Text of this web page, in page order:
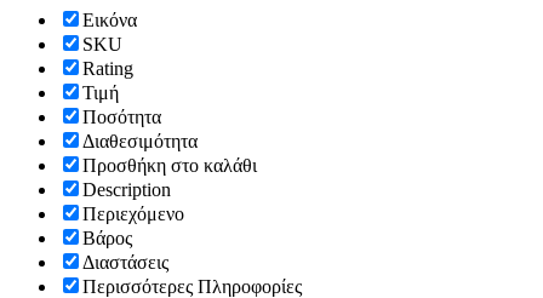
Εικόνα
SKU
Rating
Τιμή
Ποσότητα
Διαθεσιμότητα
Προσθήκη στο καλάθι
Description
Περιεχόμενο
Βάρος
Διαστάσεις
Περισσότερες Πληροφορίες